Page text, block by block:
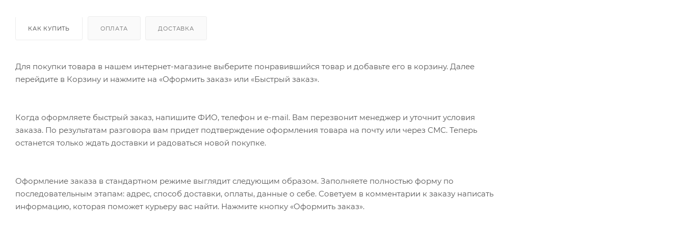
КАК КУПИТЬ ОПЛАТА ДОСТАВКА
Для покупки товара в нашем интернет-магазине выберите понравившийся товар и добавьте его в корзину. Далее
перейдите в Корзину и нажмите на «Оформить заказ» или «Быстрый заказ».
Когда оформляете быстрый заказ, напишите ФИО, телефон и e-mail. Вам перезвонит менеджер и уточнит условия
заказа. По результатам разговора вам придет подтверждение оформления товара на почту или через СМС. Теперь
останется только ждать доставки и радоваться новой покупке.
Оформление заказа в стандартном режиме выглядит следующим образом. Заполняете полностью форму по
последовательным этапам: адрес, способ доставки, оплаты, данные о себе. Советуем в комментарии к заказу написать
информацию, которая поможет курьеру вас найти. Нажмите кнопку «Оформить заказ».